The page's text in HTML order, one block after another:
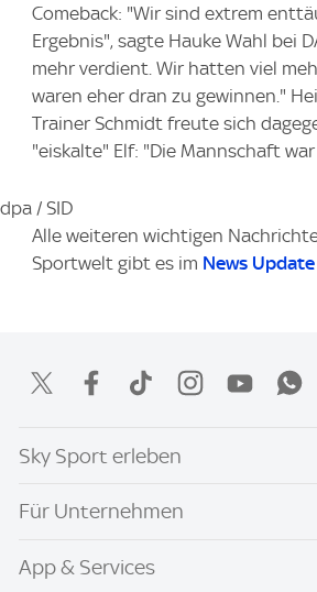
Comeback: "Wir sind extrem
Ergebnis", sagte Hauke Wahl bei
mehr verdient. Wir hatten viel
waren eher dran zu gewinnen."
Trainer Schmidt freute sich
"eiskalte" Elf: "Die Mannschaft
dpa / SID
Alle weiteren wichtigen
Sportwelt gibt es im News Update
Sky Sport erleben
Für Unternehmen
App & Services